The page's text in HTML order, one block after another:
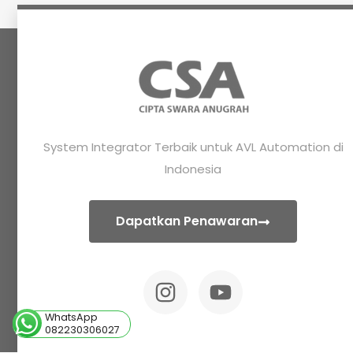
WhatsApp
082230306027
System Integrator Terbaik untuk AVL Automation di
Indonesia
Dapatkan Penawaran